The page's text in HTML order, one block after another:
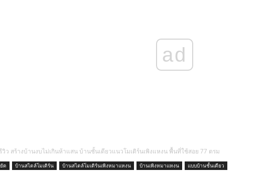
ad
วิว สร้างบ้านงบไม่เกินห้าแสน บ้านชั้นเดียวแนวโมเดิร์นเพิงแหงน พื้นที่ใช้สอย 77 ตรม
ด บ้านสไตล์โมเดิร์น บ้านสไตล์โมเดิร์นเพิงหมาแหงน บ้านเพิงหมาแหงน แบบบ้านชั้นเดียว